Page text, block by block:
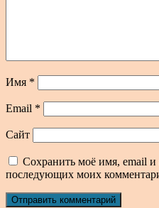
Имя *
Email *
Сайт
Сохранить моё имя, email и
последующих моих